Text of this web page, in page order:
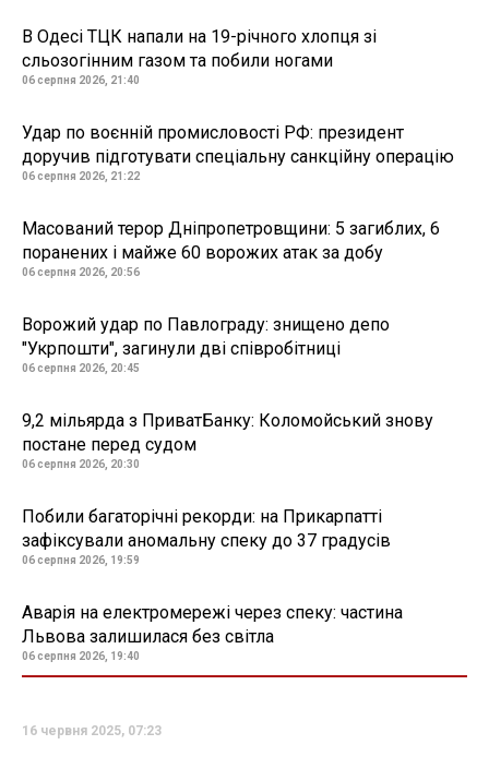
В Одесі ТЦК напали на 19-річного хлопця зі
сльозогінним газом та побили ногами
06 серпня 2026, 21:40
Удар по воєнній промисловості РФ: президент
доручив підготувати спеціальну санкційну операцію
06 серпня 2026, 21:22
Масований терор Дніпропетровщини: 5 загиблих, 6
поранених і майже 60 ворожих атак за добу
06 серпня 2026, 20:56
Ворожий удар по Павлограду: знищено депо
"Укрпошти", загинули дві співробітниці
06 серпня 2026, 20:45
9,2 мільярда з ПриватБанку: Коломойський знову
постане перед судом
06 серпня 2026, 20:30
Побили багаторічні рекорди: на Прикарпатті
зафіксували аномальну спеку до 37 градусів
06 серпня 2026, 19:59
Аварія на електромережі через спеку: частина
Львова залишилася без світла
06 серпня 2026, 19:40
16 червня 2025, 07:23